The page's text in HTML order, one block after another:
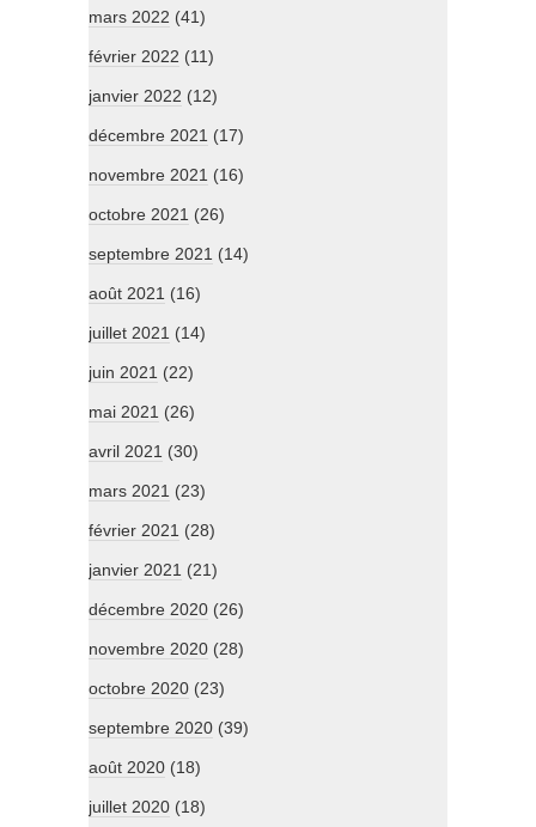
mars 2022 (41)
février 2022 (11)
janvier 2022 (12)
décembre 2021 (17)
novembre 2021 (16)
octobre 2021 (26)
septembre 2021 (14)
août 2021 (16)
juillet 2021 (14)
juin 2021 (22)
mai 2021 (26)
avril 2021 (30)
mars 2021 (23)
février 2021 (28)
janvier 2021 (21)
décembre 2020 (26)
novembre 2020 (28)
octobre 2020 (23)
septembre 2020 (39)
août 2020 (18)
juillet 2020 (18)